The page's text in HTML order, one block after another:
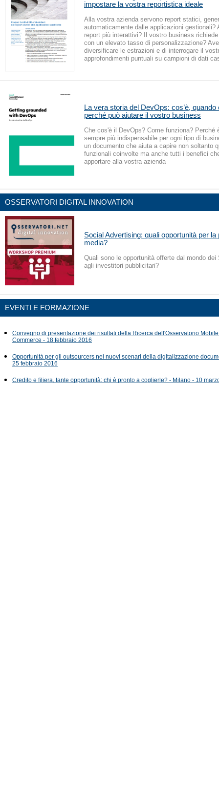
impostare la vostra reportistica ideale
Alla vostra azienda servono report statici,
automaticamente dalle applicazioni gestionali?
report più interattivi? Il vostro business
con un elevato tasso di personalizzazione?
diversificare le estrazioni e di interrogare il
approfondimenti puntuali su campioni di dati
La vera storia del DevOps: cos’è, quando
perché può aiutare il vostro business
Che cos'è il DevOps? Come funziona? Perché
sempre più indispensabile per ogni tipo di
un documento che aiuta a capire non soltanto
funzionali coinvolte ma anche tutti i benefici
apportare alla vostra azienda
OSSERVATORI DIGITAL INNOVATION
Social Advertising: quali opportunità per la
media?
Quali sono le opportunità offerte dal mondo dei
agli investitori pubblicitari?
EVENTI E FORMAZIONE
Convegno di presentazione dei risultati della Ricerca dell'Osservatorio
Commerce - 18 febbraio 2016
Opportunità per gli outsourcers nei nuovi scenari della digitalizzazione
25 febbraio 2016
Credito e filiera, tante opportunità: chi è pronto a coglierle? - Milano - 10